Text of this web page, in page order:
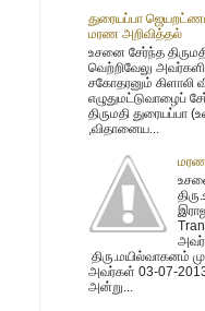
துரையப்பா
மரண அறிவித்தல்
உசனை சேர்ந்த
வெற்றிவேலு
சகோதரனும் கிளாலி
எழுதுமட்டுவாழைப்
திருமதி துரையப்பா
,விதானைய...
மரண
திரு.மயில்வாகனம்
அவர்கள் 03-07-
அன்று...